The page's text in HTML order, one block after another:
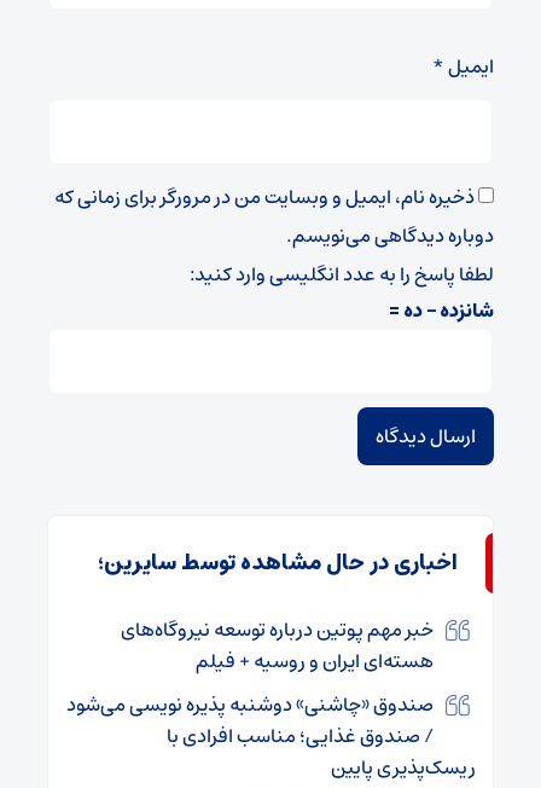
ایمیل*
ذخیره نام، ایمیل و وبسایت من در مرورگر برای زمانی که
دوباره دیدگاهی می‌نویسم.
لطفا پاسخ را به عدد انگلیسی وارد کنید:
شانزده − ده =
اخباری در حال مشاهده توسط سایرین؛
خبر مهم پوتین درباره توسعه نیروگاه‌های
هسته‌ای ایران و روسیه + فیلم
صندوق «چاشنی» دوشنبه پذیره نویسی می‌شود
/ صندوق غذایی؛ مناسب افرادی با
ریسک‌پذیری پایین